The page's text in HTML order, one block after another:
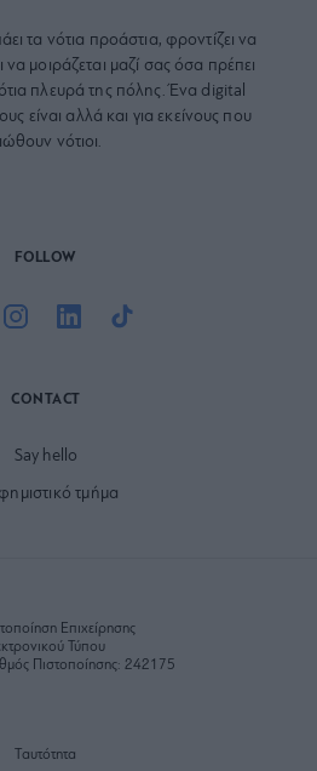
τα νότια προάστια, φροντίζει να
να μοιράζεται μαζί σας όσα πρέπει
πλευρά της πόλης. Ένα digital
είναι αλλά και για εκείνους που
νότιοι.
FOLLOW
CONTACT
Say hello
τμήμα
Επιχείρησης
Τύπου
Πιστοποίησης: 242175
Ταυτότητα